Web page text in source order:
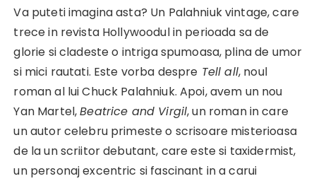
Va puteti imagina asta? Un Palahniuk vintage, care
trece in revista Hollywoodul in perioada sa de
glorie si cladeste o intriga spumoasa, plina de umor
si mici rautati. Este vorba despre Tell all, noul
roman al lui Chuck Palahniuk. Apoi, avem un nou
Yan Martel,Beatrice and Virgil, un roman in care
un autor celebru primeste o scrisoare misterioasa
de la un scriitor debutant, care este si taxidermist,
un personaj excentric si fascinant in a carui